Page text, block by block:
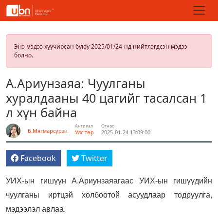
Энэ мэдээ хуучирсан буюу 2025/01/24-нд нийтлэгдсэн мэдээ
болно.
А.Ариунзаяа: Чуулганы
хуралдааны 40 цагийг тасалсан 1
л хүн байна
Б.Мягмарсүрэн
Ангилал
Улс төр
Огноо
2025-01-24 13:09:00
Facebook Twitter
УИХ-ын гишүүн А.Ариунзаяагаас УИХ-ын гишүүдийн
чуулганы иртцэй холбоотой асуудлаар тодруулга,
мэдээлэл авлаа.